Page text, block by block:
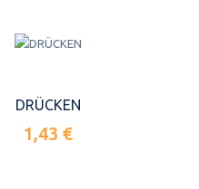
DRÜCKEN
1,43 €